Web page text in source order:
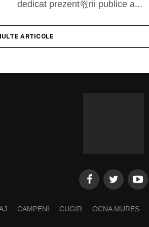
dedicat prezent쒃rii publice a...
ARTICOLE
CAMPENI CUGIR OCNA MURES